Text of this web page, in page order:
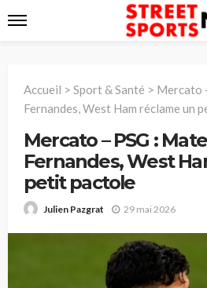
Accueil > Sport & Santé > Mercato
Fernandes, West Ham réclame un
Mercato – PSG :
Fernandes, West
petit pactole
Julien Pazgrat 29 mai 2026